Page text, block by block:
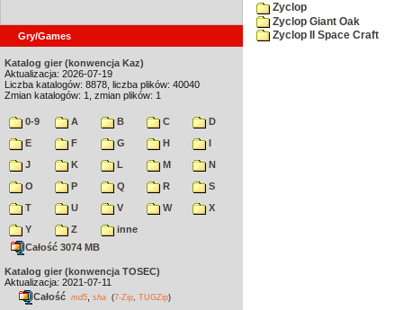
Gry/Games
Katalog gier (konwencja Kaz)
Aktualizacja: 2026-07-19
Liczba katalogów: 8878, liczba plików: 40040
Zmian katalogów: 1, zmian plików: 1
0-9 A B C
D
E
F G H
I
J
K L M
N
O
P Q R
S
T
U V W
X
Y
Z
inne
Całość 3074 MB
Katalog gier (konwencja TOSEC)
Aktualizacja: 2021-07-11
Całość md5 sha (7-Zip TUGZip)
Zyclop
Zyclop Giant Oak
Zyclop II Space Craft